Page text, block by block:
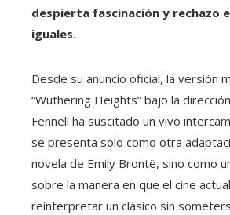
despierta fascinación y rechazo
iguales.
Desde su anuncio oficial, la versión
“Wuthering Heights” bajo la
Fennell ha suscitado un vivo
se presenta solo como otra
novela de Emily Brontë, sino como
sobre la manera en que el cine
reinterpretar un clásico sin